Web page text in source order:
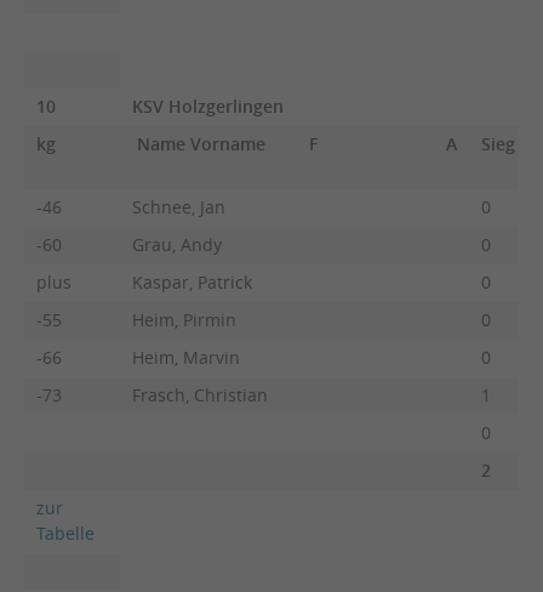
10
KSV Holzgerlingen
kg
Name Vorname F A Sieg
-46 Schnee, Jan
0
-60
Grau, Andy
0
plus
Kaspar, Patrick
0
-55
Heim, Pirmin
0
-66
Heim, Marvin
0
-73
Frasch, Christian
1
0
2
zur
Tabelle